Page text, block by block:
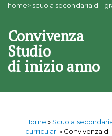
home> scuola secondaria di I
Convivenza
Studio
di inizio anno
Home » Scuola
curriculari» Convivenza di